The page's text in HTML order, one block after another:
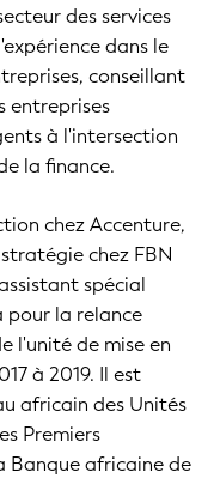
des services
dans le
conseillant
entreprises
à l'intersection
la finance.
chez Accenture,
chez FBN
spécial
pour la relance
l'unité de mise en
à 2019. Il est
africain des Unités
Premiers
Banque africaine de